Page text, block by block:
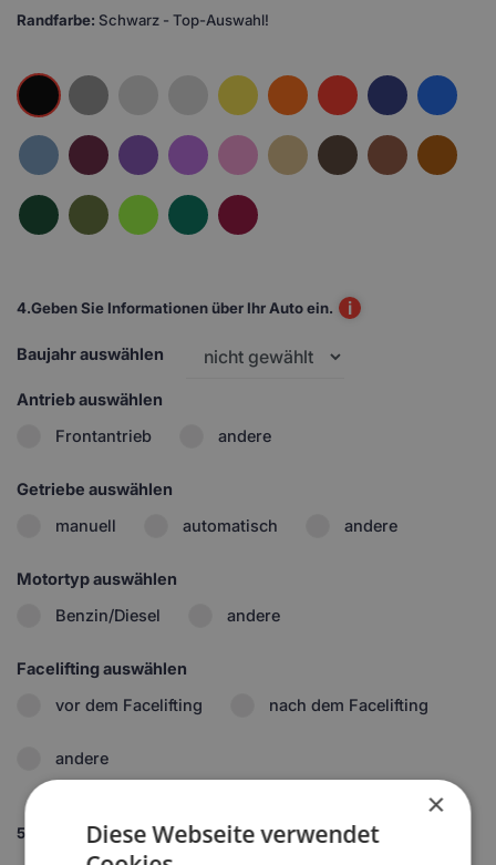
Randfarbe: Schwarz - Top-Auswahl!
4.Geben Sie Informationen über Ihr Auto ein. i
Baujahr auswählen
Antrieb auswählen
Frontantrieb
andere
Getriebe auswählen
manuell
automatisch andere
Motortyp auswählen
Benzin/Diesel
andere
Facelifting auswählen
vor dem Facelifting
nach dem Facelifting
andere
5. Set wählen
×
Diese Webseite verwendet